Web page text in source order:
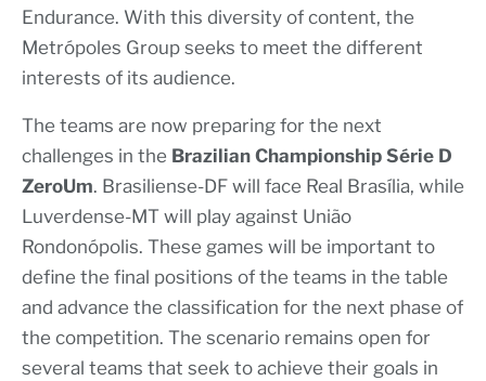
Endurance. With this diversity of content, the
Metrópoles Group seeks to meet the different
interests of its audience.
The teams are now preparing for the next
challenges in the Brazilian Championship Série D
ZeroUm. Brasiliense-DF will face Real Brasília, while
Luverdense-MT will play against União
Rondonópolis. These games will be important to
define the final positions of the teams in the table
and advance the classification for the next phase of
the competition. The scenario remains open for
several teams that seek to achieve their goals in